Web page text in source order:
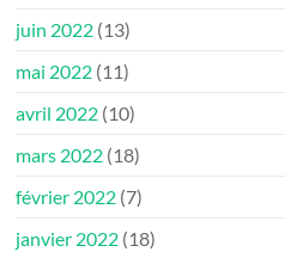
juin 2022 (13)
mai 2022 (11)
avril 2022 (10)
mars 2022 (18)
février 2022 (7)
janvier 2022 (18)